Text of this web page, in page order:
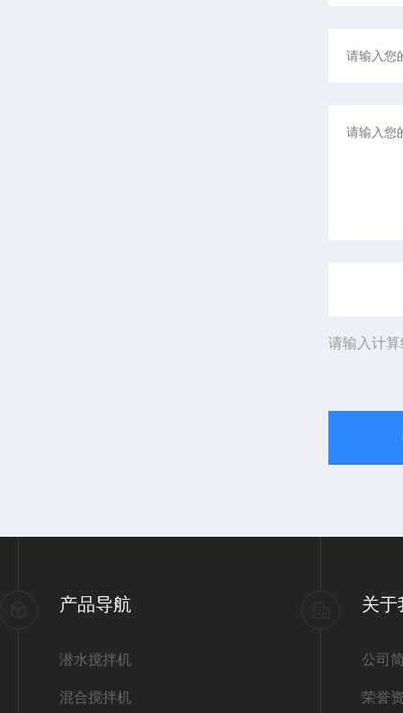
请输入计
产品导航
潜水搅拌机
混合搅拌机
关于
公司
荣誉